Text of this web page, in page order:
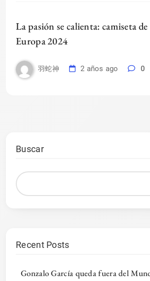
La pasión se calienta: camiseta
Europa 2024
羽蛇神 2 años ago 0
Buscar
Recent Posts
Gonzalo García queda fuera del